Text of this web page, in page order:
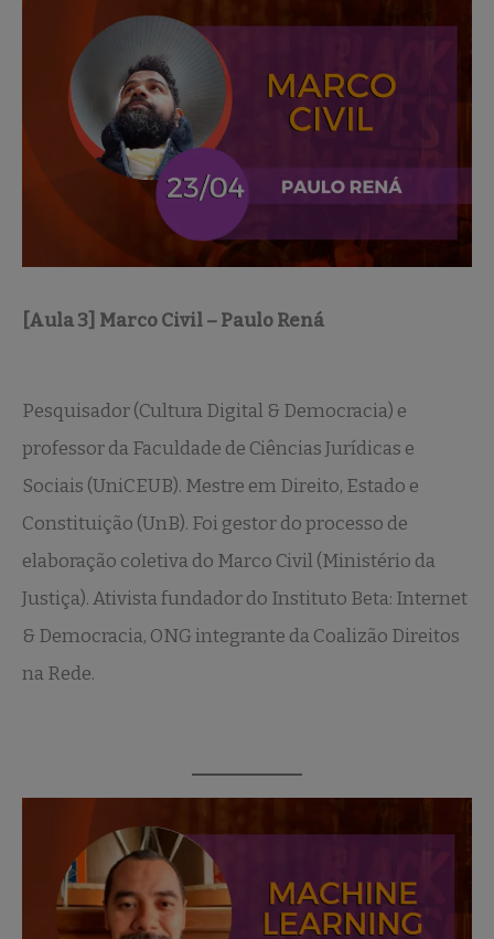
[Aula 3] Marco Civil – Paulo Rená
Pesquisador (Cultura Digital & Democracia) e
professor da Faculdade de Ciências Jurídicas e
Sociais (UniCEUB). Mestre em Direito, Estado e
Constituição (UnB). Foi gestor do processo de
elaboração coletiva do Marco Civil (Ministério da
Justiça). Ativista fundador do Instituto Beta: Internet
& Democracia, ONG integrante da Coalizão Direitos
na Rede.